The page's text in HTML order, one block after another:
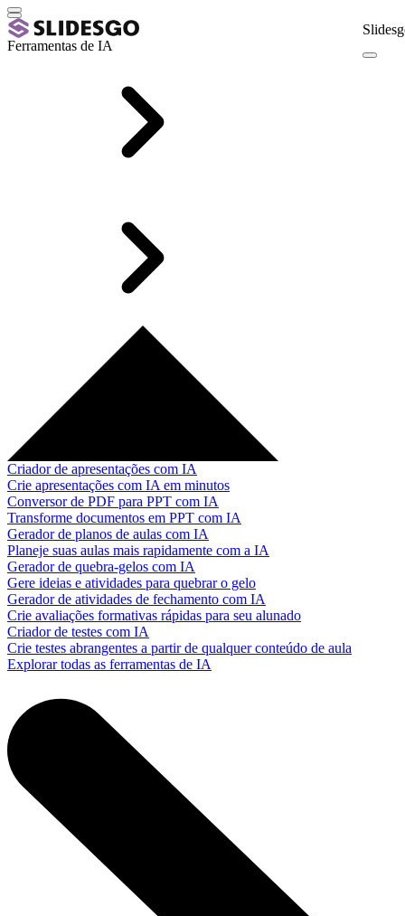
Ferramentas de IA
Criador de apresentações com IA
Crie apresentações com IA em minutos
Conversor de PDF para PPT com IA
Transforme documentos em PPT com IA
Gerador de planos de aulas com IA
Planeje suas aulas mais rapidamente com a IA
Gerador de quebra-gelos com IA
Gere ideias e atividades para quebrar o gelo
Gerador de atividades de fechamento com IA
Crie avaliações formativas rápidas para seu alunado
Criador de testes com IA
Crie testes abrangentes a partir de qualquer conteúdo de aula
Explorar todas as ferramentas de IA